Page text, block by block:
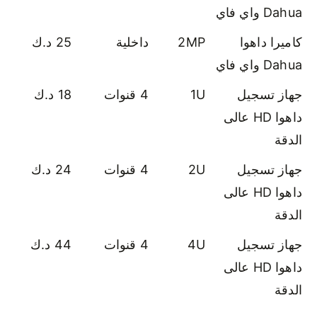
Dahua واي فاي
كاميرا داهوا
Dahua واي فاي
2MP داخلية 25 د.ك
جهاز تسجيل
داهوا HD عالى
الدقة
1U 4 قنوات 18 د.ك
جهاز تسجيل
داهوا HD عالى
الدقة
2U 4 قنوات 24 د.ك
جهاز تسجيل
داهوا HD عالى
الدقة
4U 4 قنوات 44 د.ك